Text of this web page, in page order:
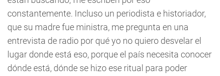
constantemente. Incluso un periodista e historiador,
que su madre fue ministra, me pregunta en una
entrevista de radio por qué yo no quiero desvelar el
lugar donde está eso, porque el país necesita conocer
dónde está, dónde se hizo ese ritual para poder